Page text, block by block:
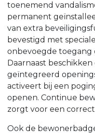
toenemend
permanent
van extra
bevestigd met
onbevoegde toegang
Daarnaast
geïntegreerd
activeert bij een
openen. Continue
zorgt voor een
Ook de